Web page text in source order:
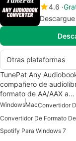
4.6
Otras plataformas
TunePat Any
compañero de
formato de AA/AAX a…
WindowsMac
Spotify Para Windows 7